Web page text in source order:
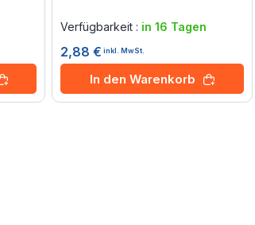
Verfügbarkeit : in 16 Tagen
2,88 € inkl. MwSt.
In den Warenkorb